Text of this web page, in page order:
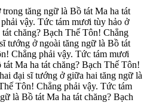
tăng ngữ là Bồ tát Ma ha tát
vậy. Tức tám mươi tùy hảo ở
chăng? Bạch Thế Tôn! Chẳng
tướng ở ngoài tăng ngữ là Bồ tát
Chẳng phải vậy. Tức tám mươi
Ma ha tát chăng? Bạch Thế Tôn!
đại sĩ tướng ở giữa hai tăng ngữ là
Tôn! Chẳng phải vậy. Tức tám
là Bồ tát Ma ha tát chăng? Bạch